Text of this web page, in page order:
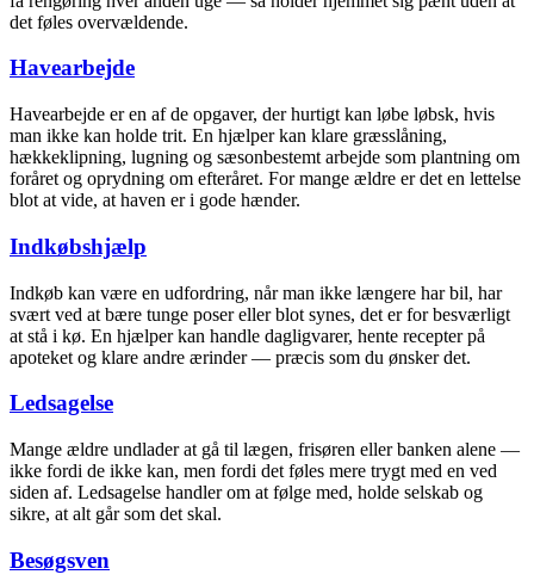
det føles overvældende.
Havearbejde
Havearbejde er en af de opgaver, der hurtigt kan løbe løbsk, hvis
man ikke kan holde trit. En hjælper kan klare græsslåning,
hækkeklipning, lugning og sæsonbestemt arbejde som plantning om
foråret og oprydning om efteråret. For mange ældre er det en lettelse
blot at vide, at haven er i gode hænder.
Indkøbshjælp
Indkøb kan være en udfordring, når man ikke længere har bil, har
svært ved at bære tunge poser eller blot synes, det er for besværligt
at stå i kø. En hjælper kan handle dagligvarer, hente recepter på
apoteket og klare andre ærinder — præcis som du ønsker det.
Ledsagelse
Mange ældre undlader at gå til lægen, frisøren eller banken alene —
ikke fordi de ikke kan, men fordi det føles mere trygt med en ved
siden af. Ledsagelse handler om at følge med, holde selskab og
sikre, at alt går som det skal.
Besøgsven